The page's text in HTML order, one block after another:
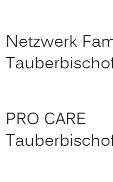
Netzwerk
PRO CARE